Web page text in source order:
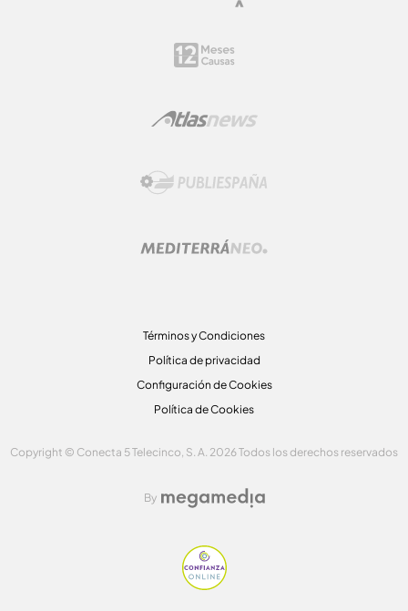
Términos y Condiciones
Política de privacidad
Configuración de Cookies
Política de Cookies
Copyright © Conecta 5 Telecinco, S. A. 2026 Todos los derechos reservados
By